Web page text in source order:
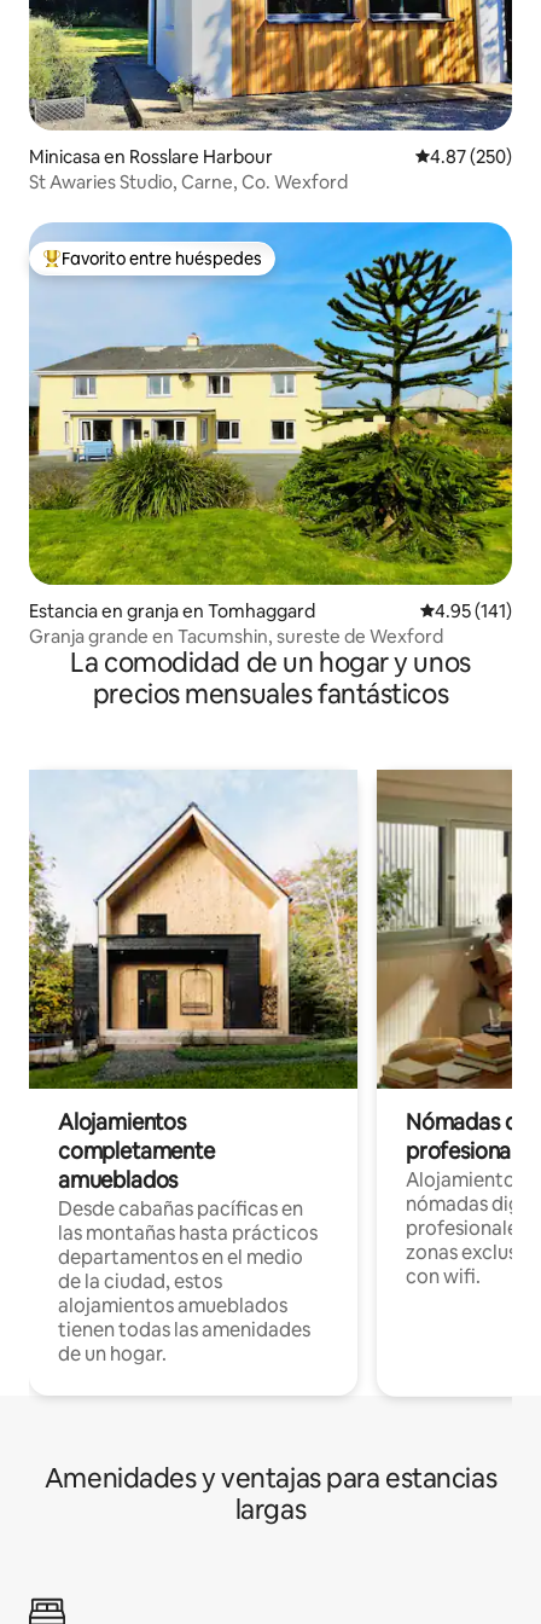
Minicasa en Rosslare Harbour Calificación
4.87 (250)
St Awaries Studio, Carne, Co. Wexford
De los mejores en Favorito entre huéspedes
Favorito entre huéspedes
Estancia en granja en Tomhaggard Calificación
4.95 (141)
Granja grande en Tacumshin, sureste de Wexford
La comodidad de un hogar y unos
precios mensuales fantásticos
Alojamientos
completamente
amueblados
Desde cabañas pacíficas en
las montañas hasta prácticos
departamentos en el medio
de la ciudad, estos
alojamientos amueblados
tienen todas las amenidades
de un hogar.
Nómadas
Alojamientos
nómadas
profesionales
zonas
con wifi.
Amenidades y ventajas para estancias
largas